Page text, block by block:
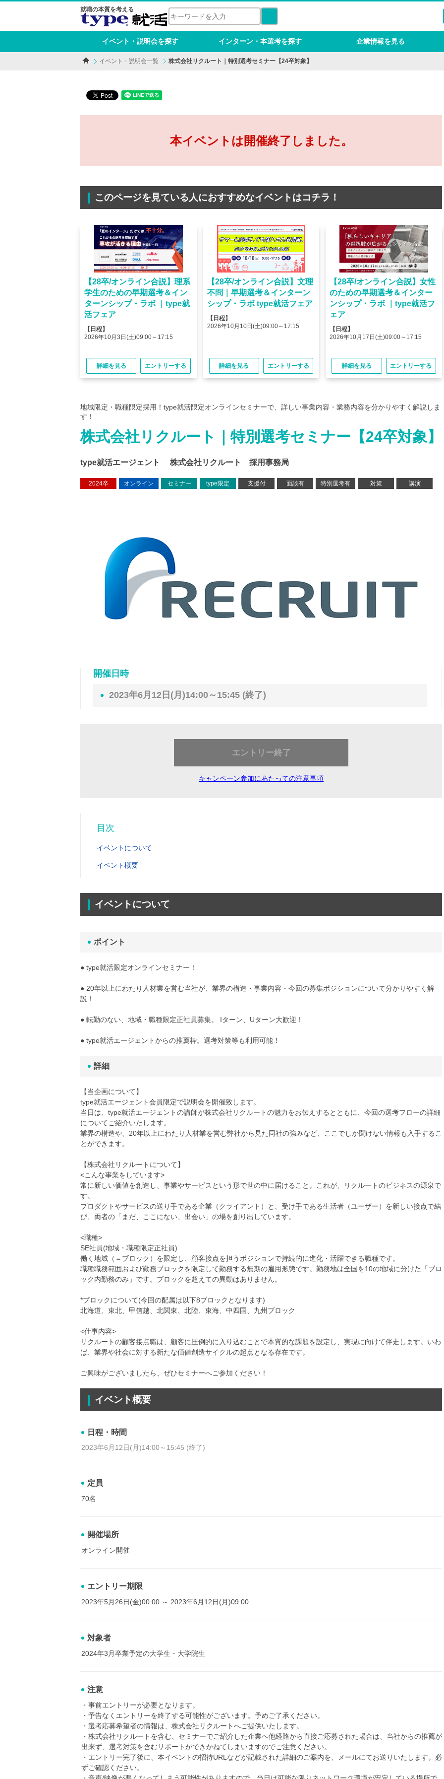
就職の本質を考える
イベント・説明会を探す インターン・本選考を探す 企業情報を見る
イベント・説明会一覧 株式会社リクルート｜特別選考セミナー【24卒対象】
本イベントは開催終了しました。
このページを見ている人におすすめなイベントはコチラ！
【28卒/オンライン合説】理系
学生のための早期選考＆イン
ターンシップ・ラボ ｜type就
活フェア
【日程】
2026年10月3日(土)09:00～17:15
詳細を見る エントリーする
【28卒/オンライン合説】文理
不問｜早期選考＆インターン
シップ・ラボ type就活フェア
【日程】
2026年10月10日(土)09:00～17:15
詳細を見る エントリーする
【28卒/オンライン合説】女性
のための早期選考＆インター
ンシップ・ラボ ｜type就活フ
ェア
【日程】
2026年10月17日(土)09:00～17:15
詳細を見る エントリーする
地域限定・職種限定採用！type就活限定オンラインセミナーで、詳しい事業内容・業務内容を分かりやすく解説しま
す！
株式会社リクルート｜特別選考セミナー【24卒対象】
type就活エージェント 株式会社リクルート 採用事務局
2024卒 オンライン セミナー type限定 支援付 面談有 特別選考有 対策 講演
開催日時
2023年6月12日(月)14:00～15:45 (終了)
エントリー終了
キャンペーン参加にあたっての注意事項
目次
イベントについて
イベント概要
イベントについて
ポイント
● type就活限定オンラインセミナー！
● 20年以上にわたり人材業を営む当社が、業界の構造・事業内容・今回の募集ポジションについて分かりやすく解
説！
● 転勤のない、地域・職種限定正社員募集。 Iターン、Uターン大歓迎！
● type就活エージェントからの推薦枠。選考対策等も利用可能！
詳細
【当企画について】
type就活エージェント会員限定で説明会を開催致します。
当日は、type就活エージェントの講師が株式会社リクルートの魅力をお伝えするとともに、今回の選考フローの詳細
についてご紹介いたします。
業界の構造や、20年以上にわたり人材業を営む弊社から見た同社の強みなど、ここでしか聞けない情報も入手するこ
とができます。
【株式会社リクルートについて】
<こんな事業をしています>
常に新しい価値を創造し、事業やサービスという形で世の中に届けること。これが、リクルートのビジネスの源泉で
す。
プロダクトやサービスの送り手である企業（クライアント）と、受け手である生活者（ユーザー）を新しい接点で結
び、両者の「まだ、ここにない、出会い」の場を創り出しています。
<職種>
SE社員(地域・職種限定正社員)
働く地域（＝ブロック）を限定し、顧客接点を担うポジションで持続的に進化・活躍できる職種です。
職種職務範囲および勤務ブロックを限定して勤務する無期の雇用形態です。勤務地は全国を10の地域に分けた「ブロ
ック内勤務のみ」です。ブロックを超えての異動はありません。
*ブロックについて(今回の配属は以下8ブロックとなります)
北海道、東北、甲信越、北関東、北陸、東海、中四国、九州ブロック
<仕事内容>
リクルートの顧客接点職は、顧客に圧倒的に入り込むことで本質的な課題を設定し、実現に向けて伴走します。いわ
ば、業界や社会に対する新たな価値創造サイクルの起点となる存在です。
ご興味がございましたら、ぜひセミナーへご参加ください！
イベント概要
日程・時間
2023年6月12日(月)14:00～15:45 (終了)
定員
70名
開催場所
オンライン開催
エントリー期限
2023年5月26日(金)00:00 ～ 2023年6月12日(月)09:00
対象者
2024年3月卒業予定の大学生・大学院生
注意
・事前エントリーが必要となります。
・予告なくエントリーを終了する可能性がございます。予めご了承ください。
・選考応募希望者の情報は、株式会社リクルートへご提供いたします。
・株式会社リクルートを含む、セミナーでご紹介した企業へ他経路から直接ご応募された場合は、当社からの推薦が
出来ず、選考対策を含むサポートができかねてしまいますのでご注意ください。
・エントリー完了後に、本イベントの招待URLなどが記載された詳細のご案内を、メールにてお送りいたします。必
ずご確認ください。